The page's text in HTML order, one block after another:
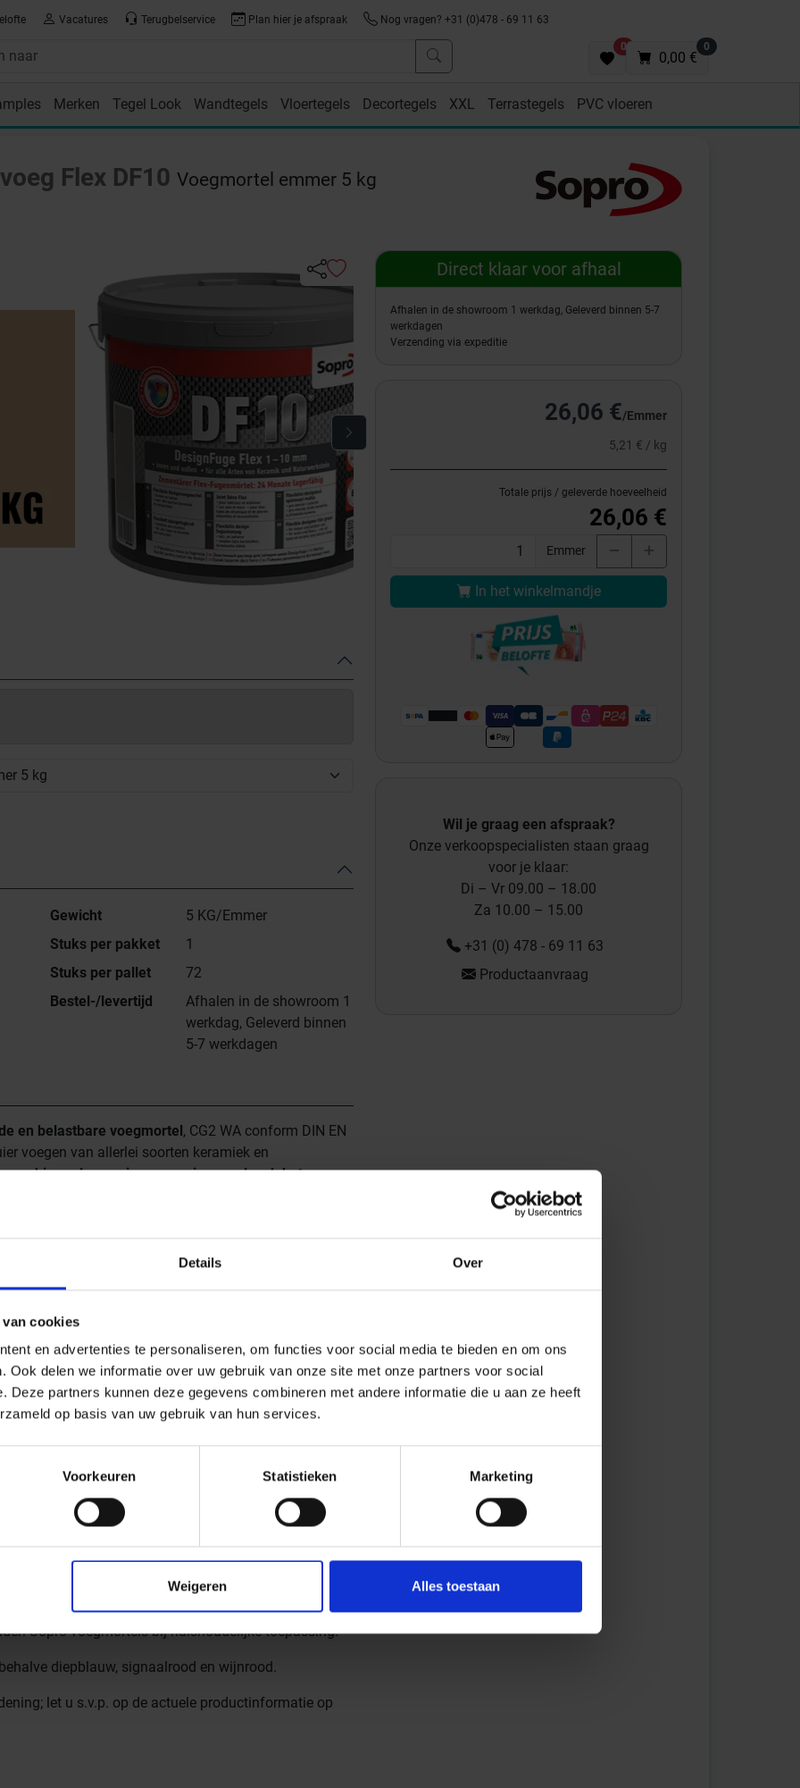
Details Over
cookies
en advertenties te personaliseren, om functies voor social media te bieden en om ons
Ook delen we informatie over uw gebruik van onze site met onze partners voor social
Deze partners kunnen deze gegevens combineren met andere informatie die u aan ze heeft
op basis van uw gebruik van hun services.
Voorkeuren Statistieken Marketing
Weigeren Alles toestaan
Vacatures Terugbelservice Plan hier je afspraak Nog vragen? +31 (0)478 - 69 11 63
0 0
0,00 €
Merken Tegel Look Wandtegels Vloertegels Decortegels XXL Terrastegels PVC vloeren
Flex DF10 Voegmortel emmer 5 kg
Gewicht
5 KG/Emmer
Stuks per pakket
1
Stuks per pallet
72
Bestel-/levertijd
Afhalen in de showroom 1
werkdag, Geleverd binnen
5-7 werkdagen
en belastbare voegmortel, CG2 WA conform DIN EN
voegen van allerlei soorten keramiek en
schimmels en micro-organismen alsook het
kleurglanzend voegbeeld
vocht belast worden. Het ingebouwde pareleffect en
vuilwerende voegen en antibacteriële
in zwembaden en voor het voegen van dunne
met vloerverwarming
glasmozaïek en Aggloplatten
door de OPZ®-Technologie
en micro-organismen
EN 13 888
zilver
1907/2006, aanhangsel XVII
Sopro voegmortels bij huishoudelijke toepassing.
diepblauw, signaalrood en wijnrood.
let u s.v.p. op de actuele productinformatie op
Direct klaar voor afhaal
Afhalen in de showroom 1 werkdag, Geleverd binnen 5-7
werkdagen
Verzending via expeditie
26,06 €/Emmer
5,21 € / kg
Totale prijs / geleverde hoeveelheid
26,06 €
Emmer
In het winkelmandje
Wil je graag een afspraak?
Onze verkoopspecialisten staan graag
voor je klaar:
Di – Vr 09.00 – 18.00
Za 10.00 – 15.00
+31 (0) 478 - 69 11 63
Productaanvraag